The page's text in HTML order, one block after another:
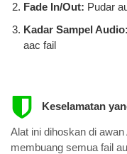
Fade In/Out: Pudar
Kadar Sampel Audio:
aac fail
Keselamatan
Alat ini dihoskan di
membuang semua fail